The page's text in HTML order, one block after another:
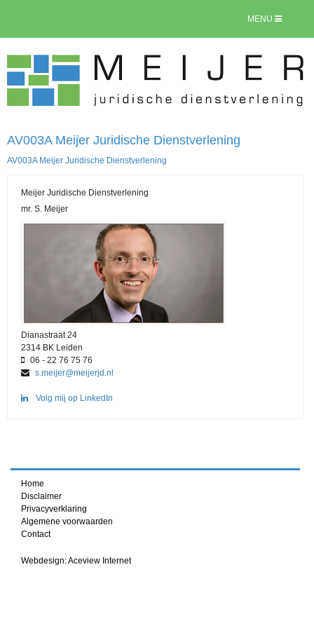
MENU
AV003A Meijer Juridische Dienstverlening
AV003A Meijer Juridische Dienstverlening
Meijer Juridische Dienstverlening
mr. S. Meijer
Dianastraat 24
2314 BK Leiden
06 - 22 76 75 76
s.meijer@meijerjd.nl
Volg mij op LinkedIn
Home
Disclaimer
Privacyverklaring
Algemene voorwaarden
Contact
Webdesign: Aceview Internet